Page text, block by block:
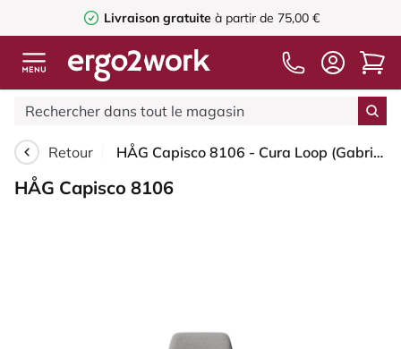
Livraison gratuite à partir de 75,00 €
Retour HÅG Capisco 8106 - Cura Loop (Gabriel) - Polyester recyclé - CLP60110 Light grey - Blush Rose - 265 mm (hauteur d’assise 53–79 cm) - Roues souples pour sols durs
HÅG Capisco 8106